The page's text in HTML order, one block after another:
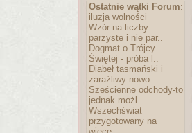
Ostatnie wątki Forum:
iluzja wolności
Wzór na liczby
parzyste i nie par..
Dogmat o Trójcy
Świętej - próba l..
Diabeł tasmański i
zaraźliwy nowo..
Sześcienne odchody-to
jednak możl..
Wszechświat
przygotowany na